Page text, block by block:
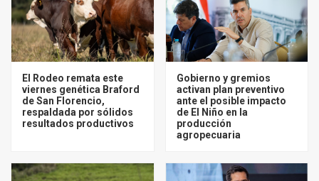
El Rodeo remata este
viernes genética Braford
de San Florencio,
respaldada por sólidos
resultados productivos
Gobierno y gremios
activan plan preventivo
ante el posible impacto
de El Niño en la
producción
agropecuaria